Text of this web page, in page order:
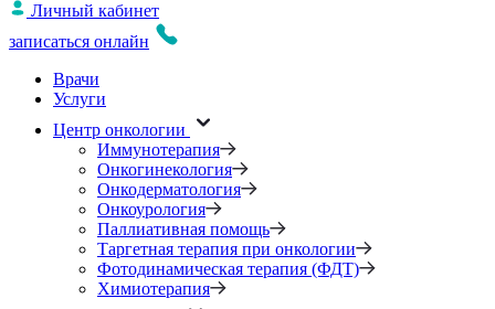
Личный кабинет
записаться онлайн
Врачи
Услуги
Центр онкологии
Иммунотерапия
Онкогинекология
Онкодерматология
Онкоурология
Паллиативная помощь
Таргетная терапия при онкологии
Фотодинамическая терапия (ФДТ)
Химиотерапия